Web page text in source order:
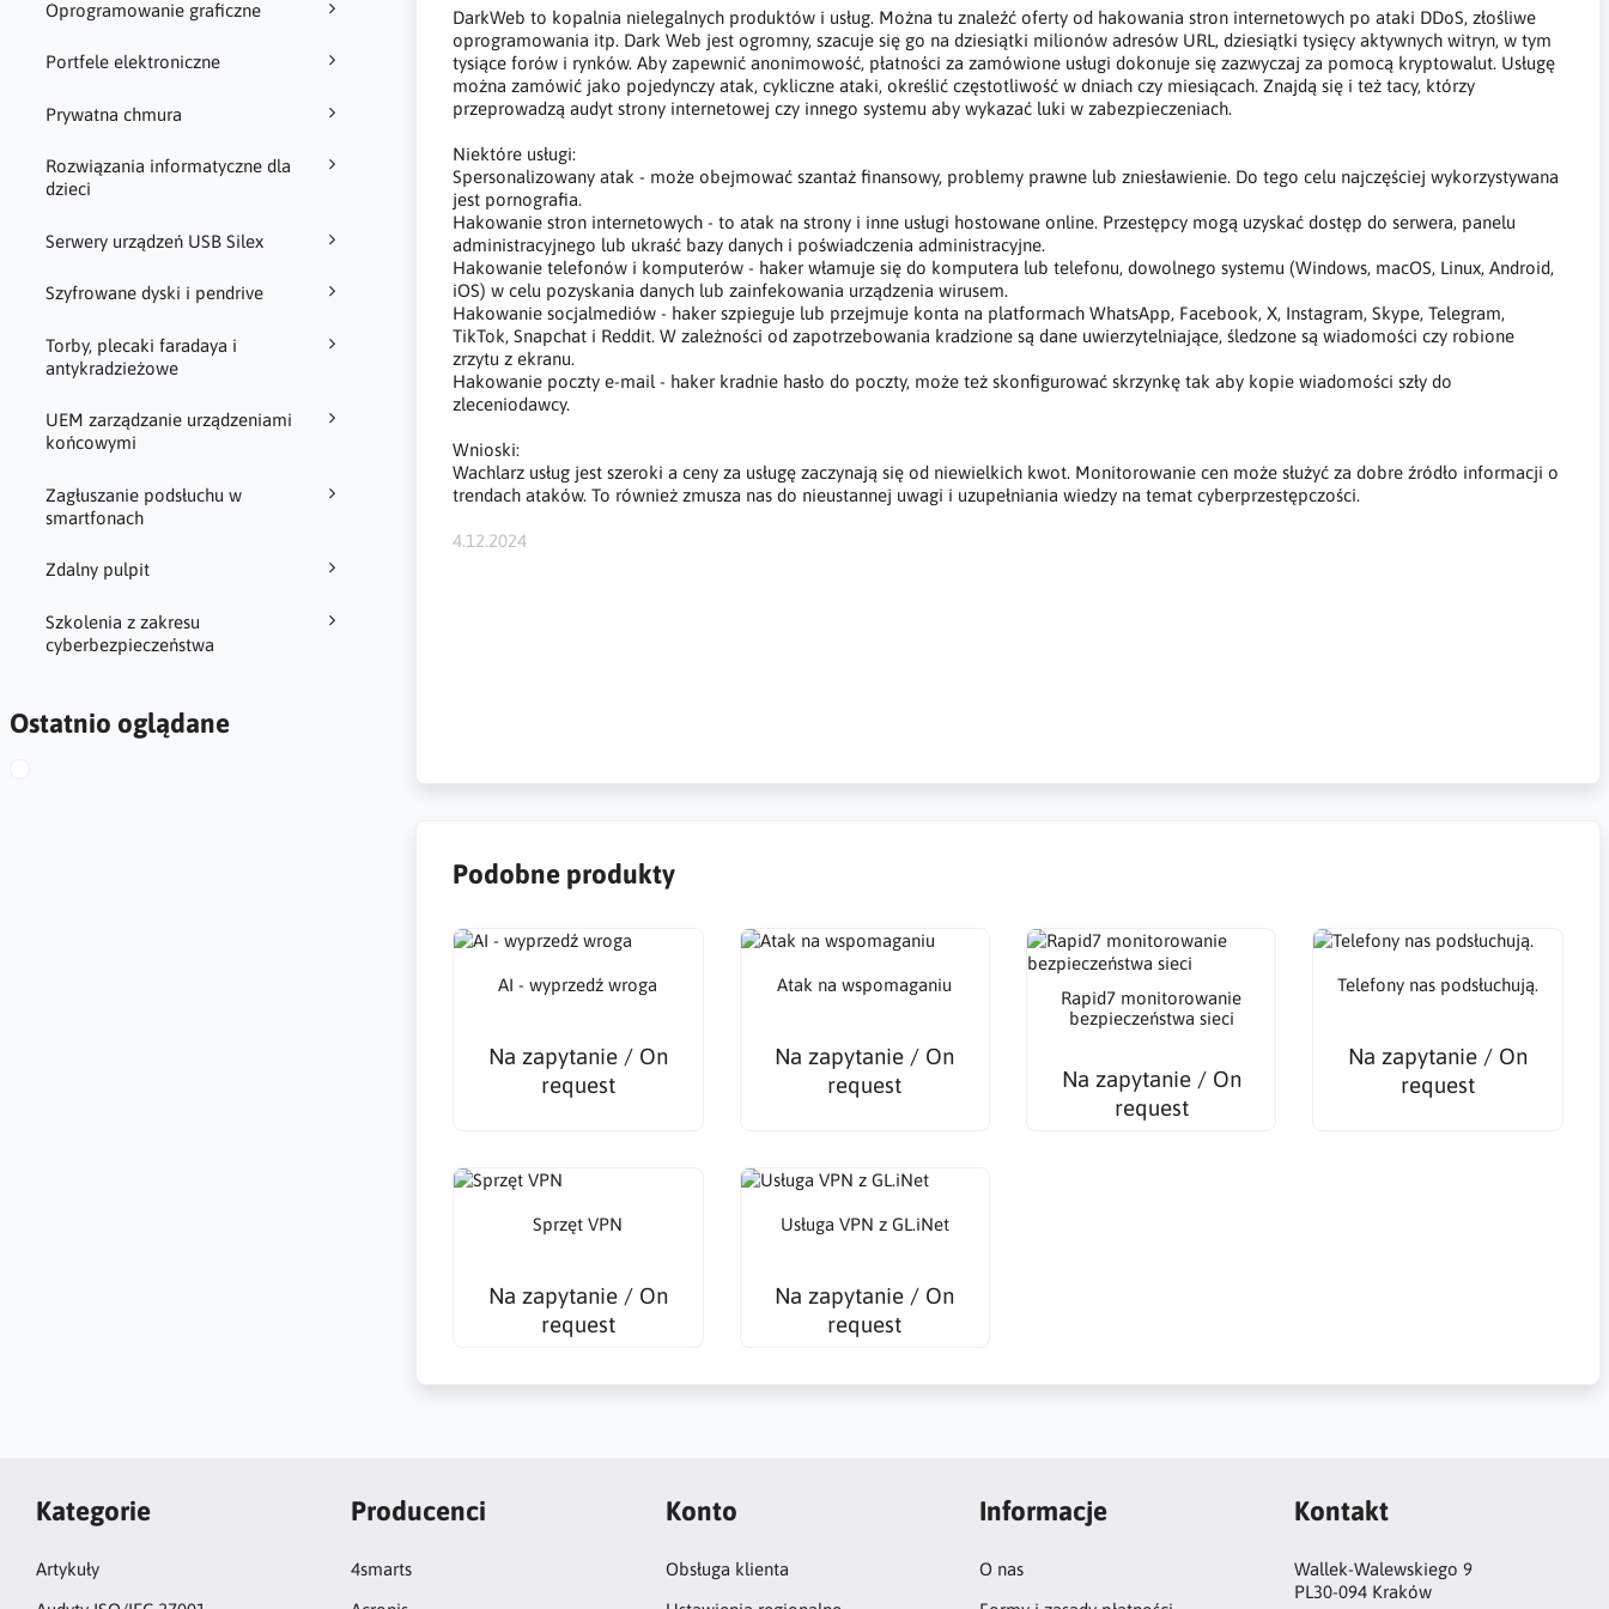
Oprogramowanie graficzne
Portfele elektroniczne
Prywatna chmura
Rozwiązania informatyczne dla
dzieci
Serwery urządzeń USB Silex
Szyfrowane dyski i pendrive
Torby, plecaki faradaya i
antykradzieżowe
UEM zarządzanie urządzeniami
końcowymi
Zagłuszanie podsłuchu w
smartfonach
Zdalny pulpit
Szkolenia z zakresu
cyberbezpieczeństwa
Ostatnio oglądane
DarkWeb to kopalnia nielegalnych produktów i usług. Można tu znaleźć oferty od hakowania stron internetowych po ataki DDoS, złośliwe
oprogramowania itp. Dark Web jest ogromny, szacuje się go na dziesiątki milionów adresów URL, dziesiątki tysięcy aktywnych witryn, w tym
tysiące forów i rynków. Aby zapewnić anonimowość, płatności za zamówione usługi dokonuje się zazwyczaj za pomocą kryptowalut. Usługę
można zamówić jako pojedynczy atak, cykliczne ataki, określić częstotliwość w dniach czy miesiącach. Znajdą się i też tacy, którzy
przeprowadzą audyt strony internetowej czy innego systemu aby wykazać luki w zabezpieczeniach.
Niektóre usługi:
Spersonalizowany atak - może obejmować szantaż finansowy, problemy prawne lub zniesławienie. Do tego celu najczęściej wykorzystywana
jest pornografia.
Hakowanie stron internetowych - to atak na strony i inne usługi hostowane online. Przestępcy mogą uzyskać dostęp do serwera, panelu
administracyjnego lub ukraść bazy danych i poświadczenia administracyjne.
Hakowanie telefonów i komputerów - haker włamuje się do komputera lub telefonu, dowolnego systemu (Windows, macOS, Linux, Android,
iOS) w celu pozyskania danych lub zainfekowania urządzenia wirusem.
Hakowanie socjalmediów - haker szpieguje lub przejmuje konta na platformach WhatsApp, Facebook, X, Instagram, Skype, Telegram,
TikTok, Snapchat i Reddit. W zależności od zapotrzebowania kradzione są dane uwierzytelniające, śledzone są wiadomości czy robione
zrzytu z ekranu.
Hakowanie poczty e-mail - haker kradnie hasło do poczty, może też skonfigurować skrzynkę tak aby kopie wiadomości szły do
zleceniodawcy.
Wnioski:
Wachlarz usług jest szeroki a ceny za usługę zaczynają się od niewielkich kwot. Monitorowanie cen może służyć za dobre źródło informacji o
trendach ataków. To również zmusza nas do nieustannej uwagi i uzupełniania wiedzy na temat cyberprzestępczości.
4.12.2024
Podobne produkty
AI - wyprzedź wroga
Na zapytanie / On
request
Atak na wspomaganiu
Na zapytanie / On
request
Rapid7 monitorowanie
bezpieczeństwa sieci
Na zapytanie / On
request
Telefony nas podsłuchują.
Na zapytanie / On
request
Sprzęt VPN
Na zapytanie / On
request
Usługa VPN z GL.iNet
Na zapytanie / On
request
Kategorie
Artykuły
Producenci
4smarts
Konto
Obsługa klienta
Informacje
O nas
Kontakt
Wallek-Walewskiego 9
PL30-094 Kraków